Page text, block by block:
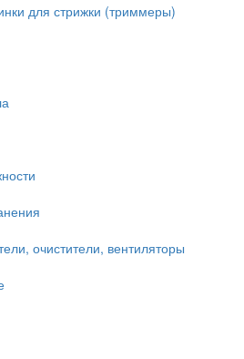
для стрижки (триммеры)
очистители, вентиляторы